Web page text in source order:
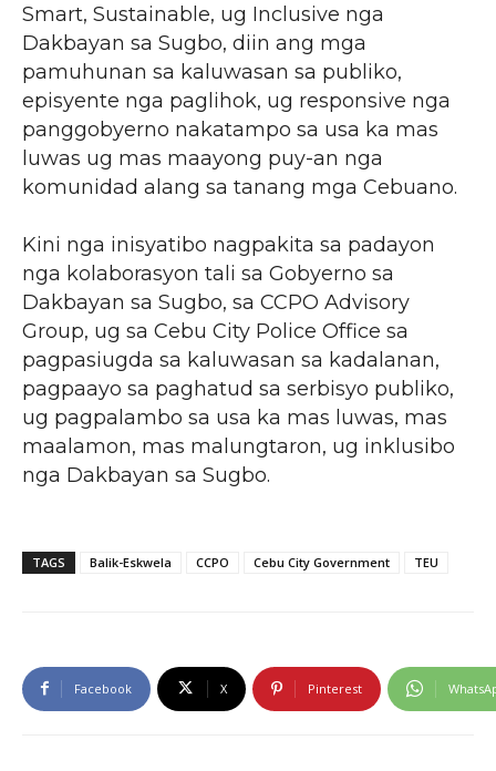
Smart, Sustainable, ug Inclusive nga
Dakbayan sa Sugbo, diin ang mga
pamuhunan sa kaluwasan sa publiko,
episyente nga paglihok, ug responsive nga
panggobyerno nakatampo sa usa ka mas
luwas ug mas maayong puy-an nga
komunidad alang sa tanang mga Cebuano.
Kini nga inisyatibo nagpakita sa padayon
nga kolaborasyon tali sa Gobyerno sa
Dakbayan sa Sugbo, sa CCPO Advisory
Group, ug sa Cebu City Police Office sa
pagpasiugda sa kaluwasan sa kadalanan,
pagpaayo sa paghatud sa serbisyo publiko,
ug pagpalambo sa usa ka mas luwas, mas
maalamon, mas malungtaron, ug inklusibo
nga Dakbayan sa Sugbo.
TAGS Balik-Eskwela CCPO Cebu City Government TEU
Facebook X Pinterest